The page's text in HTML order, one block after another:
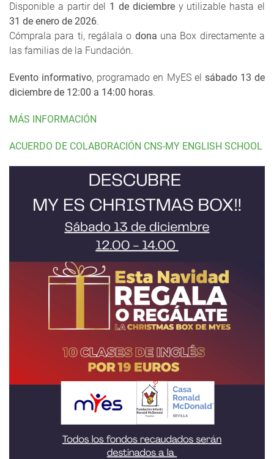
Disponible a partir del 1 de diciembrey utilizable hasta el
31 de enero de 2026.
Cómprala para ti, regálala o dona una Box directamente a
las familias de la Fundación.
Evento informativo, programado en MyES el sábado 13 de
diciembre de 12:00 a 14:00 horas.
MÁS INFORMACIÓN
ACUERDO DE COLABORACIÓN CNS-MY ENGLISH SCHOOL